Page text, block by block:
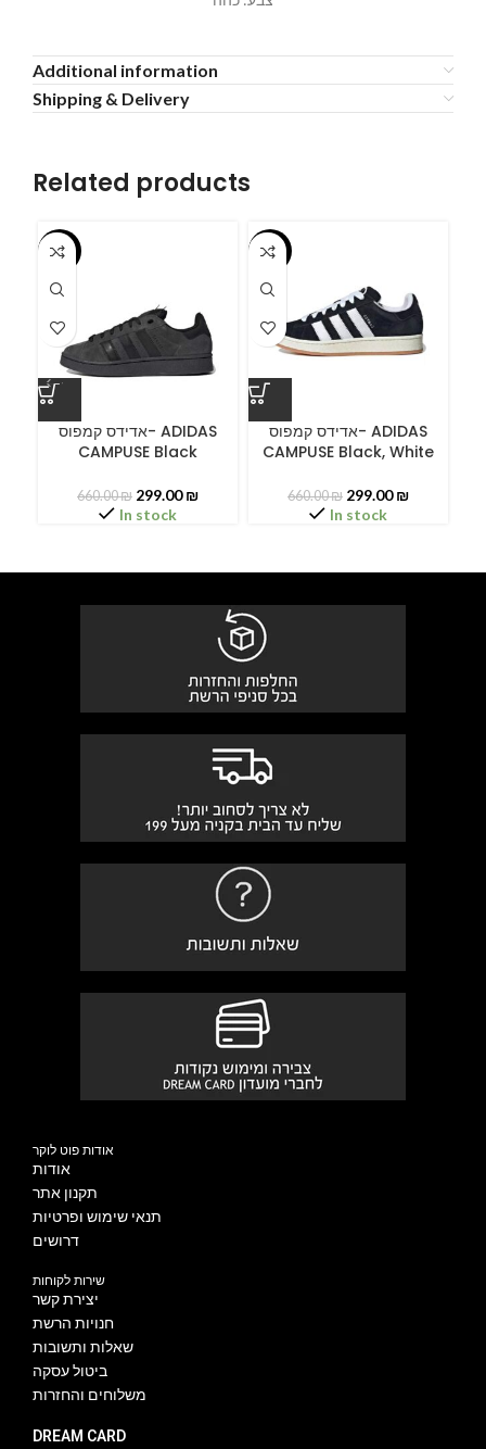
Additional information
Shipping & Delivery
Related products
-55%
אדידס קמפוס- ADIDAS
CAMPUSE Black
660.00₪ 299.00₪
In stock
-55%
אדידס קמפוס- ADIDAS
CAMPUSE Black, White
660.00₪ 299.00₪
In stock
אודות פוט לוקר
אודות
תקנון אתר
תנאי שימוש ופרטיות
דרושים
שירות לקוחות
יצירת קשר
חנויות הרשת
שאלות ותשובות
ביטול עסקה
משלוחים והחזרות
DREAM CARD